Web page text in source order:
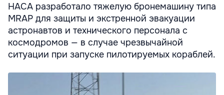
НАСА разработало тяжелую бронемашину типа
MRAP для защиты и экстренной эвакуации
астронавтов и технического персонала с
космодромов — в случае чрезвычайной
ситуации при запуске пилотируемых кораблей.